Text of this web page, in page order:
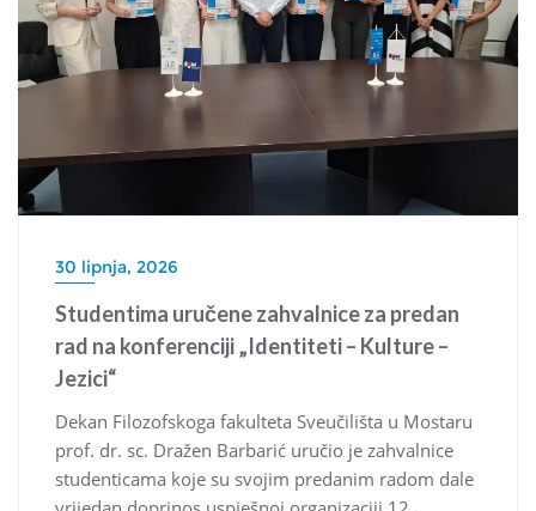
30 lipnja, 2026
Studentima uručene zahvalnice za predan
rad na konferenciji „Identiteti – Kulture –
Jezici“
Dekan Filozofskoga fakulteta Sveučilišta u Mostaru
prof. dr. sc. Dražen Barbarić uručio je zahvalnice
studenticama koje su svojim predanim radom dale